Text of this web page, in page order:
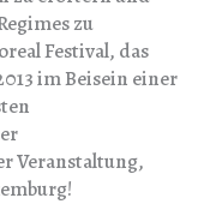
zu
Festival, das
im Beisein einer
Veranstaltung,